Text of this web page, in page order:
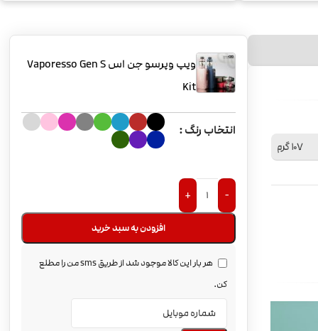
107 گرم
ویپ وپرسو جن اس Vaporesso Gen S
Kit
انتخاب رنگ
-
+
افزودن به سبد خرید
هر بار این کالا موجود شد از طریق sms من را مطلع
کن.